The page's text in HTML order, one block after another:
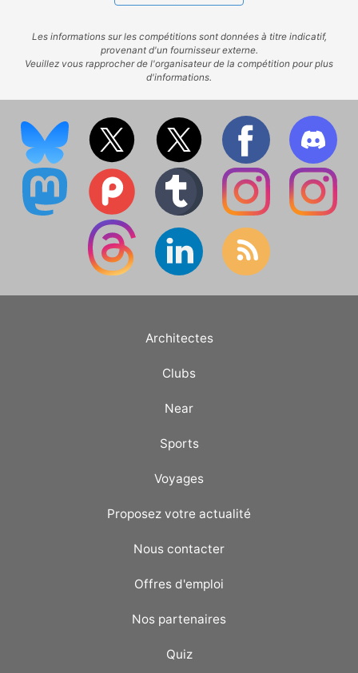
Les informations sur les compétitions sont données à titre indicatif,
provenant d'un fournisseur externe.
Veuillez vous rapprocher de l'organisateur de la compétition pour plus
d'informations.
Architectes
Clubs
Near
Sports
Voyages
Proposez votre actualité
Nous contacter
Offres d'emploi
Nos partenaires
Quiz